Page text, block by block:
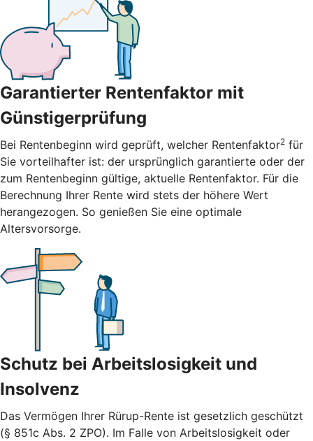
Garantierter Rentenfaktor mit
Günstigerprüfung
Bei Rentenbeginn wird geprüft, welcher Rentenfaktor2 für
Sie vorteilhafter ist: der ursprünglich garantierte oder der
zum Rentenbeginn gültige, aktuelle Rentenfaktor. Für die
Berechnung Ihrer Rente wird stets der höhere Wert
herangezogen. So genießen Sie eine optimale
Altersvorsorge.
Schutz bei Arbeitslosigkeit und
Insolvenz
Das Vermögen Ihrer Rürup-Rente ist gesetzlich geschützt
(§ 851c Abs. 2 ZPO). Im Falle von Arbeitslosigkeit oder